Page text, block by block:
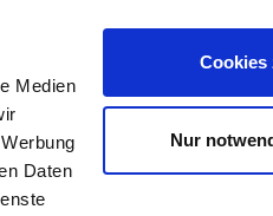
Medien
Daten
Cookies
Nur
Gewerbekunden